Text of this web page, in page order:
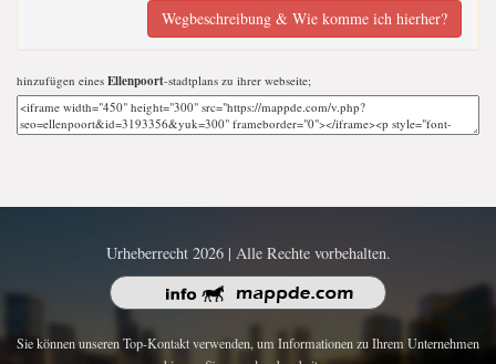
Wegbeschreibung & Wie komme ich hierher?
hinzufügen eines Ellenpoort-stadtplans zu ihrer webseite;
Urheberrecht 2026 | Alle Rechte vorbehalten.
Sie können unseren Top-Kontakt verwenden, um Informationen zu Ihrem Unternehmen